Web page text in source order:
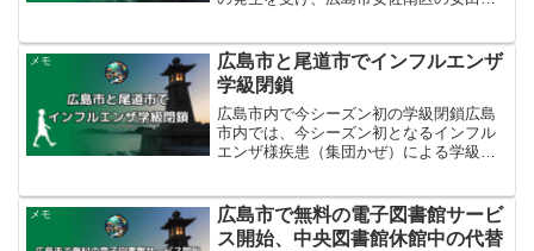
護学生を含む約130人の2年生が参加し、
警察官から護身術や犯...
メモ
広島市と尾道市でインフルエンザ
学級閉鎖
広島市内で今シーズン初の学級閉鎖広島
市内では、今シーズン初となるインフル
エンザ様疾患（集団かぜ）による学級閉
の2年生の1クラスです。9月29日現在、ク
ラス38人中24人が...
メモ
広島市で無料の電子図書館サービ
ス開始、中央図書館休館中の代替